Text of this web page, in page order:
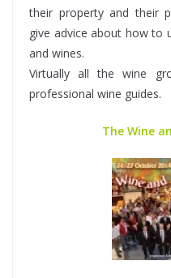
their property and their
give advice about how to
and wines.
Virtually all the wine
professional wine guides.
The Wine